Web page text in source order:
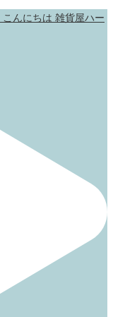
こんにちは 雑貨屋ハー